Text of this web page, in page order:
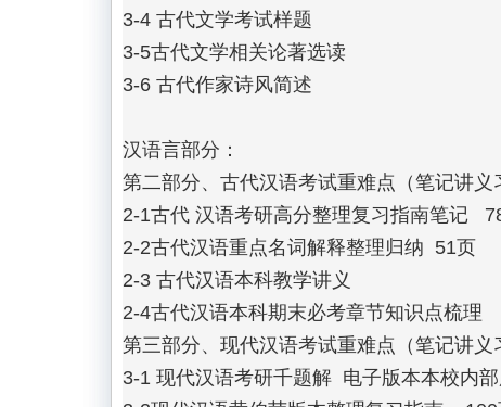
3-4 古代文学考试样题
3-5古代文学相关论著选读
3-6 古代作家诗风简述
汉语言部分：
第二部分、古代汉语考试重难点（笔记讲义
2-1古代 汉语考研高分整理复习指南笔记
2-2古代汉语重点名词解释整理归纳  51页
2-3 古代汉语本科教学讲义
2-4古代汉语本科期末必考章节知识点梳理
第三部分、现代汉语考试重难点（笔记讲义
3-1 现代汉语考研千题解  电子版本本校内